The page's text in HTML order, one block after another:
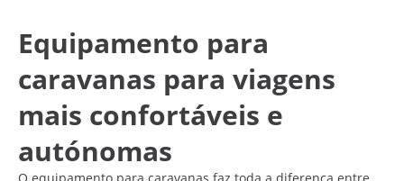
Equipamento para
caravanas para viagens
mais confortáveis e
autónomas